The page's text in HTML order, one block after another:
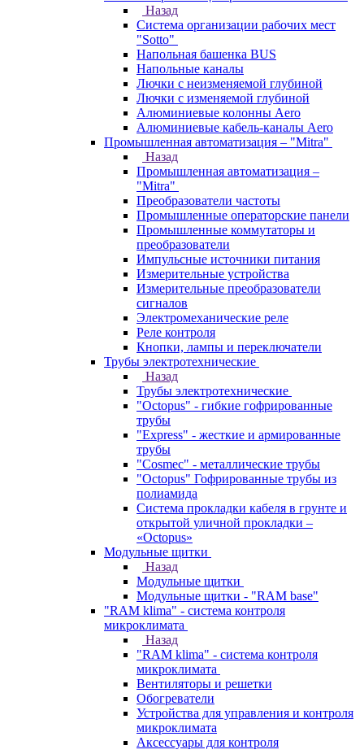
Назад
Система организации рабочих мест
"Sotto"
Напольная башенка BUS
Напольные каналы
Лючки с неизменяемой глубиной
Лючки с изменяемой глубиной
Алюминиевые колонны Aero
Алюминиевые кабель-каналы Aero
Промышленная автоматизация – "Mitra"
Назад
Промышленная автоматизация –
"Mitra"
Преобразователи частоты
Промышленные операторские панели
Промышленные коммутаторы и
преобразователи
Импульсные источники питания
Измерительные устройства
Измерительные преобразователи
сигналов
Электромеханические реле
Реле контроля
Кнопки, лампы и переключатели
Трубы электротехнические
Назад
Трубы электротехнические
"Octopus" - гибкие гофрированные
трубы
"Express" - жесткие и армированные
трубы
"Cosmec" - металлические трубы
"Octopus" Гофрированные трубы из
полиамида
Система прокладки кабеля в грунте и
открытой уличной прокладки –
«Octopus»
Модульные щитки
Назад
Модульные щитки
Модульные щитки - "RAM base"
"RAM klima" - система контроля
микроклимата
Назад
"RAM klima" - система контроля
микроклимата
Вентиляторы и решетки
Обогреватели
Устройства для управления и контроля
микроклимата
Аксессуары для контроля